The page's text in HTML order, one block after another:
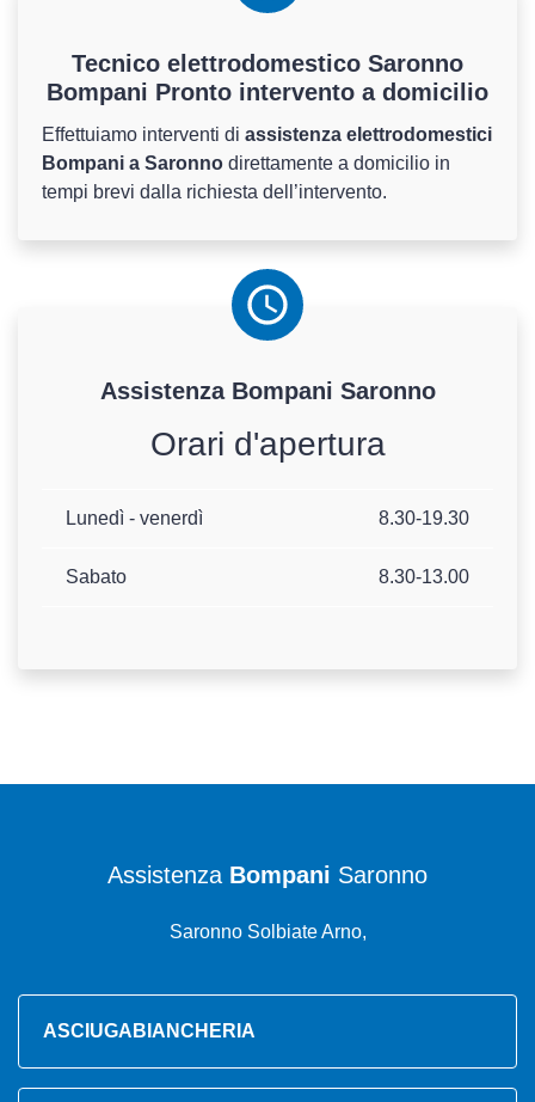
Tecnico elettrodomestico Saronno
Bompani Pronto intervento a domicilio
Effettuiamo interventi di assistenza elettrodomestici
Bompani a Saronno direttamente a domicilio in
tempi brevi dalla richiesta dell’intervento.
Assistenza Bompani Saronno
Orari d'apertura
Lunedì - venerdì 8.30-19.30
Sabato 8.30-13.00
Assistenza Bompani Saronno
Saronno Solbiate Arno,
ASCIUGABIANCHERIA